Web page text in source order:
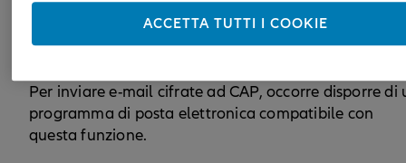
sensibili in tutta sicurezza. Per garantire che i
e-mail siano leggibili soltanto per il destinatario
Per inviare e-mail cifrate ad CAP, occorre disporre di
programma di posta elettronica compatibile con
questa funzione.
ACCETTA TUTTI I COOKIE